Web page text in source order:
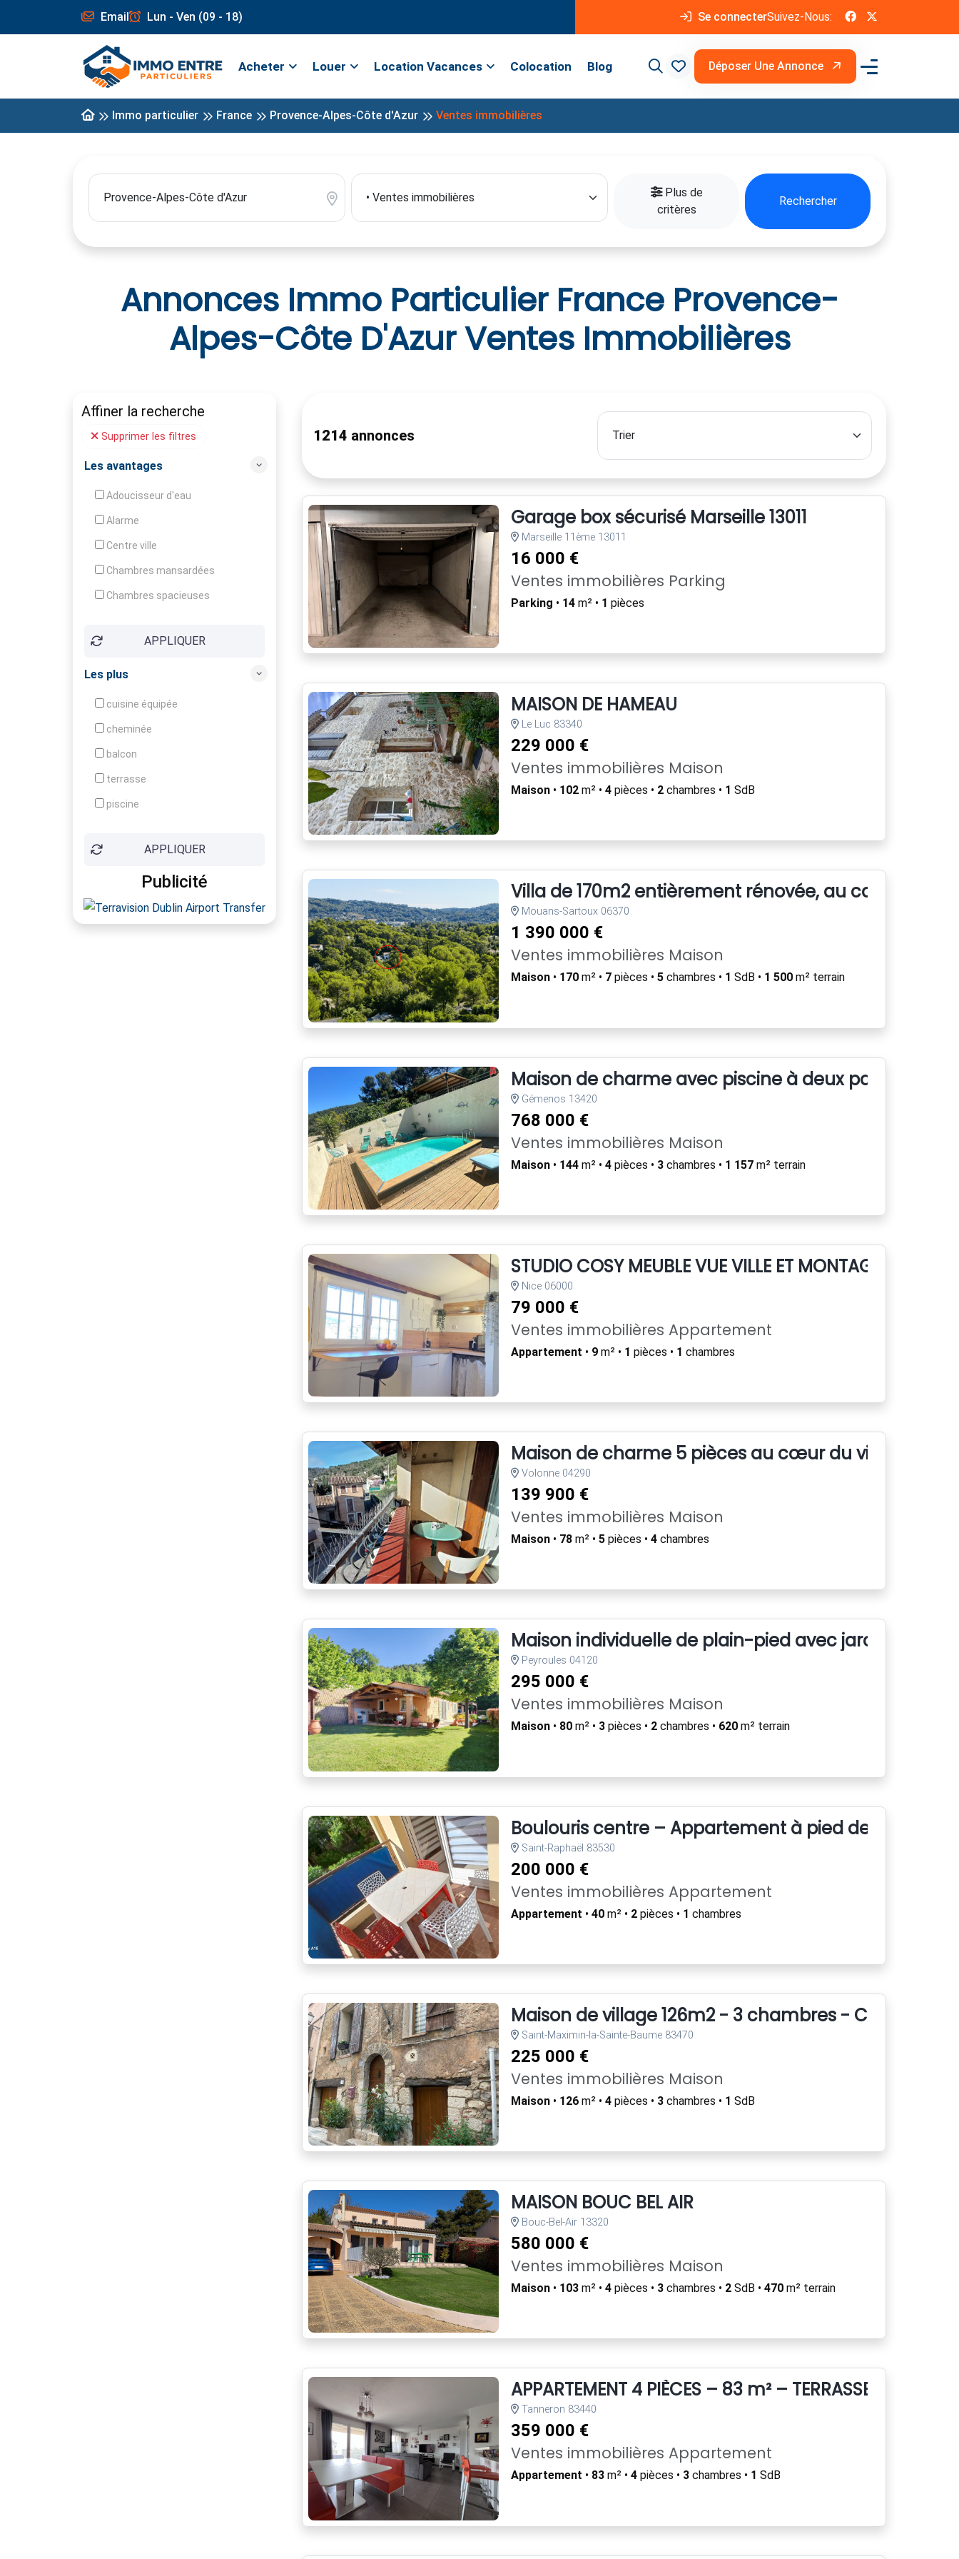
Email Lun - Ven (09 - 18) Se connecterSuivez-Nous:
Acheter Louer Location Vacances Colocation Blog Déposer Une Annonce
Immo particulier France Provence-Alpes-Côte d'Azur Ventes immobilières
Plus de
critères
Rechercher
Annonces Immo Particulier France Provence-
Alpes-Côte D'Azur Ventes Immobilières
Affiner la recherche
Supprimer les filtres
Les avantages
Adoucisseur d'eau
Alarme
Centre ville
Chambres mansardées
Chambres spacieuses
Ensoleillé (e)
Entièrement rénové
Lumineux
APPLIQUER
Les plus
cuisine équipée
cheminée
balcon
terrasse
piscine
cave
APPLIQUER
Publicité
1214 annonces
Garage box sécurisé Marseille 13011
Marseille 11ème 13011
16 000 €
Ventes immobilières Parking
Parking • 14m² • 1 pièces
MAISON DE HAMEAU
Le Luc 83340
229 000 €
Ventes immobilières Maison
Maison• 102m² • 4pièces • 2chambres • 1 SdB
Villa de 170m2 entièrement rénovée, au calme
Mouans-Sartoux 06370
1 390 000 €
Ventes immobilières Maison
Maison• 170m² • 7pièces • 5chambres • 1 SdB • 1 500m² terrain
Maison de charme avec piscine à deux pas du
Gémenos 13420
768 000 €
Ventes immobilières Maison
Maison• 144m² • 4pièces • 3chambres • 1 157m² terrain
STUDIO COSY MEUBLE VUE VILLE ET MONTAGNE
Nice 06000
79 000 €
Ventes immobilières Appartement
Appartement • 9m² • 1 pièces • 1 chambres
Maison de charme 5 pièces au cœur du village
Volonne 04290
139 900 €
Ventes immobilières Maison
Maison• 78m² • 5pièces • 4chambres
Maison individuelle de plain-pied avec jardin –
Peyroules 04120
295 000 €
Ventes immobilières Maison
Maison• 80m² • 3pièces • 2chambres • 620m² terrain
Boulouris centre – Appartement à pied des plages
Saint-Raphaël 83530
200 000 €
Ventes immobilières Appartement
Appartement • 40m² • 2pièces • 1 chambres
Maison de village 126m2 - 3 chambres - Centre
Saint-Maximin-la-Sainte-Baume 83470
225 000 €
Ventes immobilières Maison
Maison• 126m² • 4pièces • 3chambres • 1 SdB
MAISON BOUC BEL AIR
Bouc-Bel-Air 13320
580 000 €
Ventes immobilières Maison
Maison• 103m² • 4pièces • 3chambres • 2SdB • 470m² terrain
APPARTEMENT 4 PIÈCES – 83 m² – TERRASSE 25 m² –
Tanneron 83440
359 000 €
Ventes immobilières Appartement
Appartement • 83m² • 4pièces • 3chambres • 1 SdB